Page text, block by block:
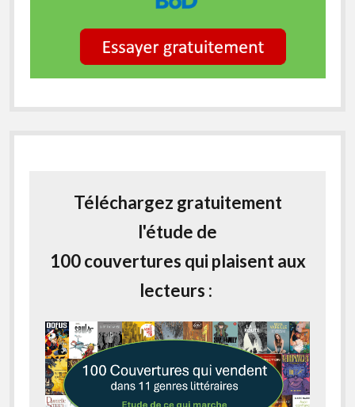
Téléchargez gratuitement
l'étude de
100 couvertures qui plaisent aux
lecteurs :